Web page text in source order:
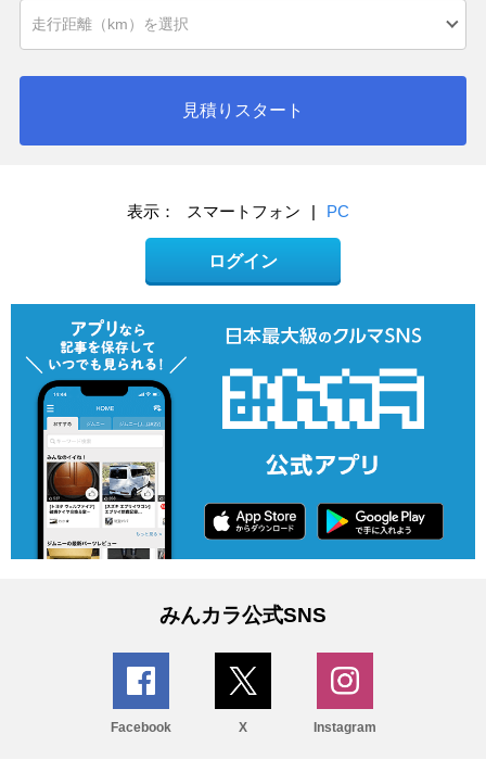
見積りスタート
表示： スマートフォン | PC
ログイン
みんカラ公式SNS
Facebook X Instagram